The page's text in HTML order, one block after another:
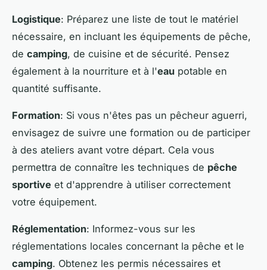
Logistique: Préparez une liste de tout le matériel
nécessaire, en incluant les équipements de pêche,
de camping, de cuisine et de sécurité. Pensez
également à la nourriture et à l'eau potable en
quantité suffisante.
Formation: Si vous n'êtes pas un pêcheur aguerri,
envisagez de suivre une formation ou de participer
à des ateliers avant votre départ. Cela vous
permettra de connaître les techniques de pêche
sportive et d'apprendre à utiliser correctement
votre équipement.
Réglementation: Informez-vous sur les
réglementations locales concernant la pêche et le
camping. Obtenez les permis nécessaires et